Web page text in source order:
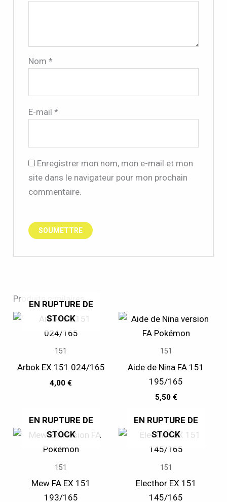
Nom *
E-mail *
Enregistrer mon nom, mon e-mail et mon
site dans le navigateur pour mon prochain
commentaire.
Produits similaires
EN RUPTURE DE
STOCK
151
Arbok EX 151 024/165
4,00€
151
Aide de Nina FA 151
195/165
5,50 €
EN RUPTURE DE
STOCK
151
Mew FA EX 151
193/165
EN RUPTURE DE
STOCK
151
Electhor EX 151
145/165